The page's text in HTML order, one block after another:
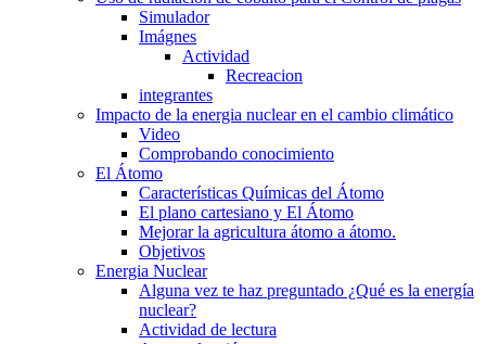
Simulador
Imágnes
Actividad
Recreacion
integrantes
Impacto de la energia nuclear en el cambio climático
Video
Comprobando conocimiento
El Átomo
Características Químicas del Átomo
El plano cartesiano y El Átomo
Mejorar la agricultura átomo a átomo.
Objetivos
Energia Nuclear
Alguna vez te haz preguntado ¿Qué es la energía
nuclear?
Actividad de lectura